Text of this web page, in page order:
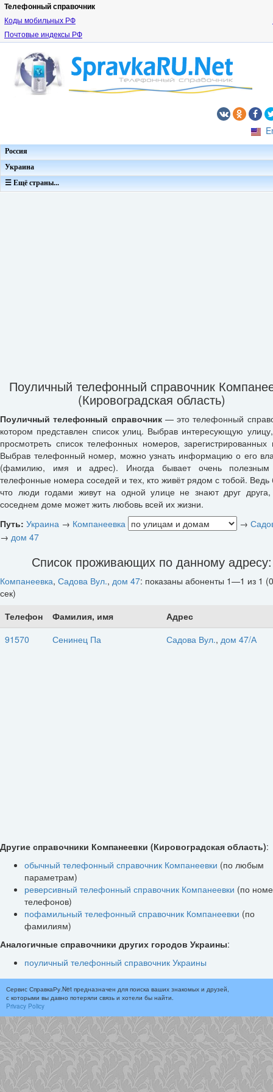
Телефонный справочник
Коды мобильных РФ
Почтовые индексы РФ
Россия
Украина
☰ Ещё страны...
Поуличный телефонный справочник
(Кировоградская область)
Поуличный телефонный справочник— это телефонный
котором представлен список улиц. Выбрав интересующую
просмотреть список телефонных номеров,
Выбрав телефонный номер, можно узнать информацию о его
(фамилию, имя и адрес). Иногда бывает очень полезным
телефонные номера соседей и тех, кто живёт рядом с тобой. Ведь
что люди годами живут на одной улице не знают друг
соседнем доме может жить любовь всей их жизни.
Путь: Украина → Компанеевка →
→ дом 47
Список проживающих по данному адресу:
Компанеевка, Садова Вул., дом 47: показаны абоненты 1—1 из 1
сек)
Телефон
Фамилия, имя
Адрес
91570
Сенинец Па Садова Вул., дом 47/А
Другие справочники Компанеевки (Кировоградская область):
обычный телефонный справочник Компанеевки (по любым
параметрам)
реверсивный телефонный справочник Компанеевки (по
телефонов)
пофамильный телефонный справочник Компанеевки (по
фамилиям)
Аналогичные справочники других городов Украины:
поуличный телефонный справочник Украины
Сервис СправкаРу.Net предназначен для поиска ваших знакомых и друзей,
с которыми вы давно потеряли связь и хотели бы найти.
Privacy Policy